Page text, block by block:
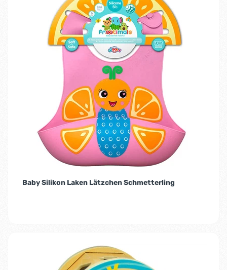
Baby Silikon Laken Lätzchen Schmetterling